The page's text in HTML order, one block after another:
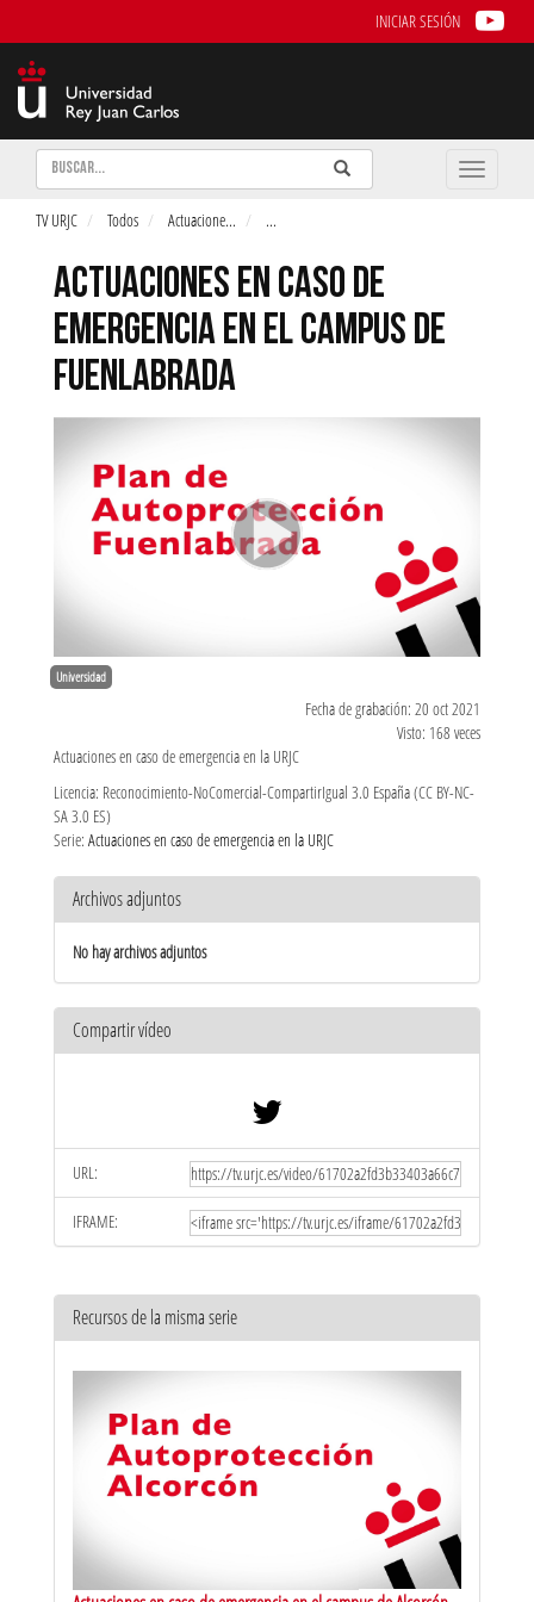
INICIAR SESIÓN
Buscar Enviar
Buscar
Toggle
TV URJC Todos Actuacione... ...
ACTUACIONES EN CASO DE
EMERGENCIA EN EL CAMPUS DE
FUENLABRADA
Universidad
Fecha de grabación: 20 oct 2021
Visto: 168 veces
Actuaciones en caso de emergencia en la URJC
Licencia: Reconocimiento-NoComercial-CompartirIgual 3.0 España (CC BY-NC-
SA 3.0 ES)
Serie: Actuaciones en caso de emergencia en la URJC
Archivos adjuntos
No hay archivos adjuntos
Compartir vídeo
URL:
IFRAME:
Recursos de la misma serie